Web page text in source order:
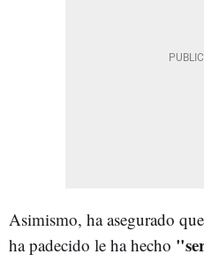
Asimismo, ha asegurado
ha padecido le ha hecho